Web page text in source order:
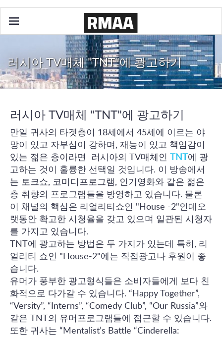
러시아 TV매체 "TNT"에 광고하기
러시아 TV매체 "TNT"에 광고하기
만일 귀사의 타겟층이 18세에서 45세에 이르는 야
망이 있고 자부심이 강하며, 재능이 있고 책임감이
있는 젊은 층이라면 러시아의 TV매체인
TNT 에 광
고하는 것이 훌륭한 선택일 것입니다. 이 방송에서
는 토크쇼, 코미디프로그램, 인기영화와 같은 젊은
층 취향의 프로그램들을 방영하고 있습니다. 물론
이 채널의 핵심은 리얼리티쇼인 "House -2"인데오
랫동안 확고한 시청율을 갖고 있으며 일관된 시청자
를 가지고 있습니다.
TNT에 광고하는 방법은 두 가지가 있는데 특히, 리
얼리티 쇼인 "House-2"에는 직접광고나 후원이 좋
습니다.
유머가 풍부한 광고형식들은 소비자들에게 보다 친
화적으로 다가갈 수 있습니다. “Happy Together”,
“Versity”, “Interns”, “Comedy Club”, “Our Russia”와
같은 TNT의 유머프로그램들에 접근할 수 있습니다.
또한 귀사는 “Mentalist’s Battle “Cinderella: